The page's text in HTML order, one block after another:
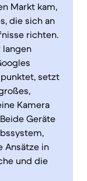
Markt kam,
die sich an
richten.
langen
setzt
Kamera
Geräte
Ansätze in
und die